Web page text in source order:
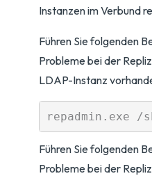
Instanzen im Verbund
Führen Sie folgenden
Probleme bei der
LDAP-Instanz
Führen Sie folgenden
Probleme bei der